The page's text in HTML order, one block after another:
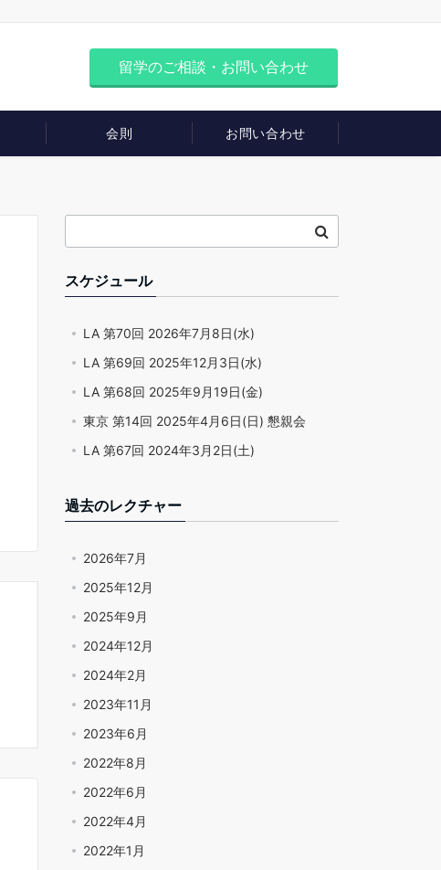
留学のご相談・お問い合わせ
会則 お問い合わせ
スケジュール
LA 第70回 2026年7月8日(水)
LA 第69回 2025年12月3日(水)
LA 第68回 2025年9月19日(金)
東京 第14回 2025年4月6日(日) 懇親会
LA 第67回 2024年3月2日(土)
過去のレクチャー
2026年7月
2025年12月
2025年9月
2024年12月
2024年2月
2023年11月
2023年6月
2022年8月
2022年6月
2022年4月
2022年1月